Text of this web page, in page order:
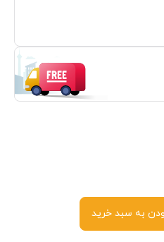
به سبد خرید